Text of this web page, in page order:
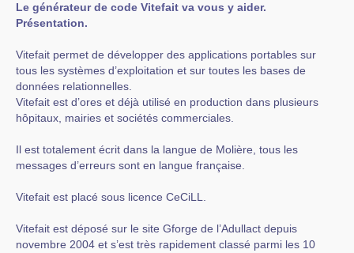
Le générateur de code Vitefait va vous y aider.
Présentation.
Vitefait permet de développer des applications portables sur
tous les systèmes d’exploitation et sur toutes les bases de
données relationnelles.
Vitefait est d’ores et déjà utilisé en production dans plusieurs
hôpitaux, mairies et sociétés commerciales.
Il est totalement écrit dans la langue de Molière, tous les
messages d’erreurs sont en langue française.
Vitefait est placé sous licence CeCiLL.
Vitefait est déposé sur le site Gforge de l’Adullact depuis
novembre 2004 et s’est très rapidement classé parmi les 10